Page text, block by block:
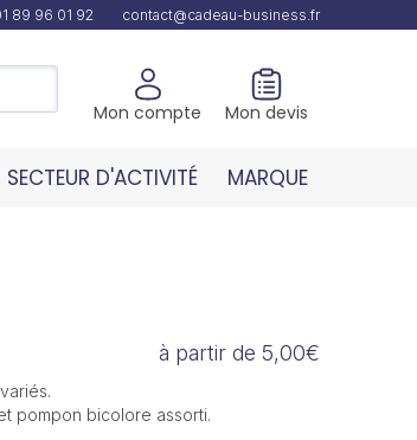
89 96 01 92 contact@cadeau-business.fr
Mon compte Mon devis
SECTEUR D'ACTIVITÉ MARQUE
à partir de 5,00€
pompon bicolore assorti.